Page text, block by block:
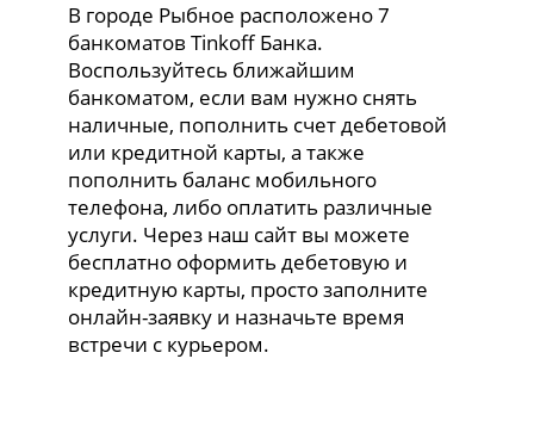
В городе Рыбное расположено 7
банкоматов Tinkoff Банка.
Воспользуйтесь ближайшим
банкоматом, если вам нужно снять
наличные, пополнить счет дебетовой
или кредитной карты, а также
пополнить баланс мобильного
телефона, либо оплатить различные
услуги. Через наш сайт вы можете
бесплатно оформить дебетовую и
кредитную карты, просто заполните
онлайн-заявку и назначьте время
встречи с курьером.